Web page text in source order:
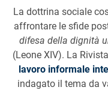
La dottrina sociale
affrontare le sfide
difesa della dignità
(Leone XIV). La
lavoro informale
indagato il tema da